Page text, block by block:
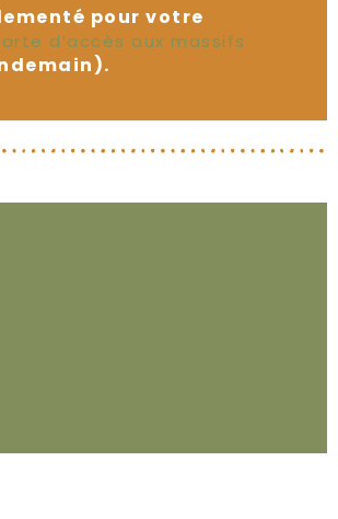
pour votre
d’accès aux massifs